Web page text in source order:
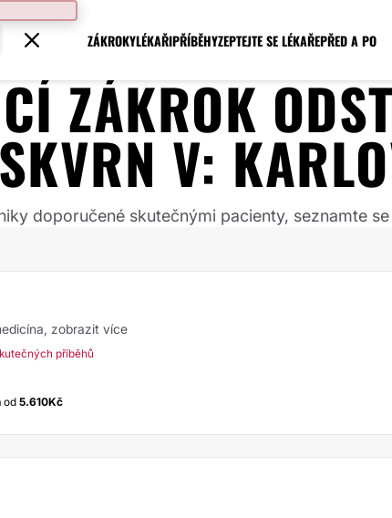
ZÁKROKYLÉKAŘIPŘÍBĚHYZEPTEJTE SE LÉKAŘEPŘED A PO
ZÁKROK
V:
doporučené skutečnými pacienty, seznamte
zobrazit více
příběhů
od 5.610Kč